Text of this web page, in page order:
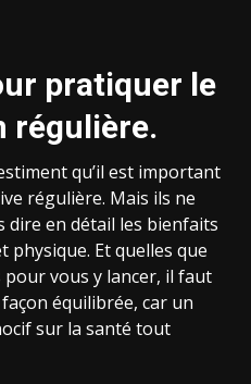
pratiquer le
régulière.
qu’il est important
régulière. Mais ils ne
dire en détail les bienfaits
physique. Et quelles que
vous y lancer, il faut
équilibrée, car un
sur la santé tout